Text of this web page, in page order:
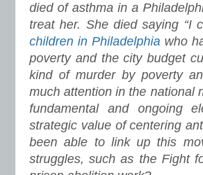
died of asthma in a
treat her. She died saying “I
children in Philadelphiawho
poverty and the city budget
kind of murder by poverty
much attention in the national
fundamental and ongoing
strategic value of centering
been able to link up this
struggles, such as the Fight